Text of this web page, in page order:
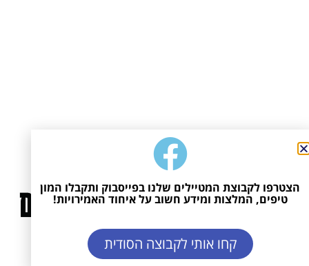
הצטרפו לקבוצת המטיילים שלנו בפייסבוק ותקבלו המון
טיפים, המלצות ומידע חשוב על איחוד האמירויות!
קחו אותי לקבוצה הסודית